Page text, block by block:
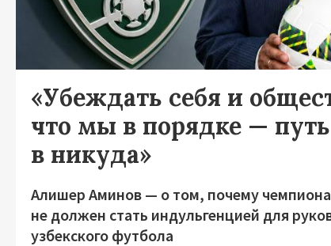
«Убеждать себя и
что мы в порядке — путь
в никуда»
Алишер Аминов — о том, почему
не должен стать индульгенцией для
узбекского футбола